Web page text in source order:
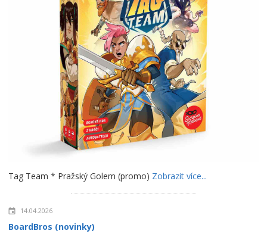
Tag Team * Pražský Golem (promo) Zobrazit více...
14.04.2026
BoardBros (novinky)